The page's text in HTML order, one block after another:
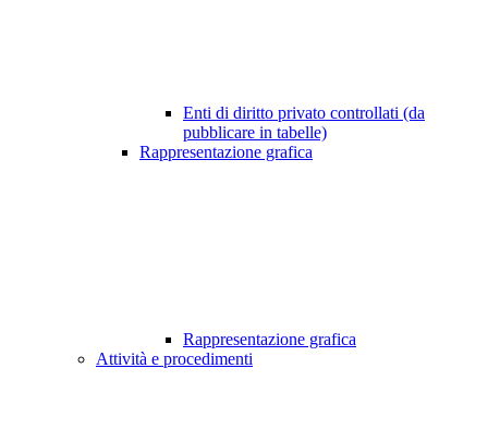
Enti di diritto privato controllati (da
pubblicare in tabelle)
Rappresentazione grafica
Rappresentazione grafica
Attività e procedimenti